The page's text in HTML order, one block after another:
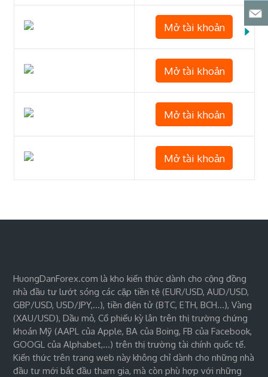
Mở tài khoản
Mở tài khoản
Mở tài khoản
Mở tài khoản
HuongDanForex.com là kho kiến thức dành cho cộng đồng
nhà đầu tư lướt sóng các cặp tiền tệ (EUR/USD, AUD/USD,
GBP/USD, USD/JPY,…), tiền điện tử (BTC, ETH, BCH…), Vàng
(XAU/USD), Dầu mỏ, Cổ phiếu kỳ lân trên thị trường chứng
khoán Mỹ (AAPL của Apple, BA của Boing, FB của Facebook,
GOOGL của Alphabet,…) trên thị trường tài chính quốc tế.
Kiến thức trên trang web này không chỉ dành cho những nhà
đầu tư mới bắt đầu tham gia, mà còn phù hợp với những